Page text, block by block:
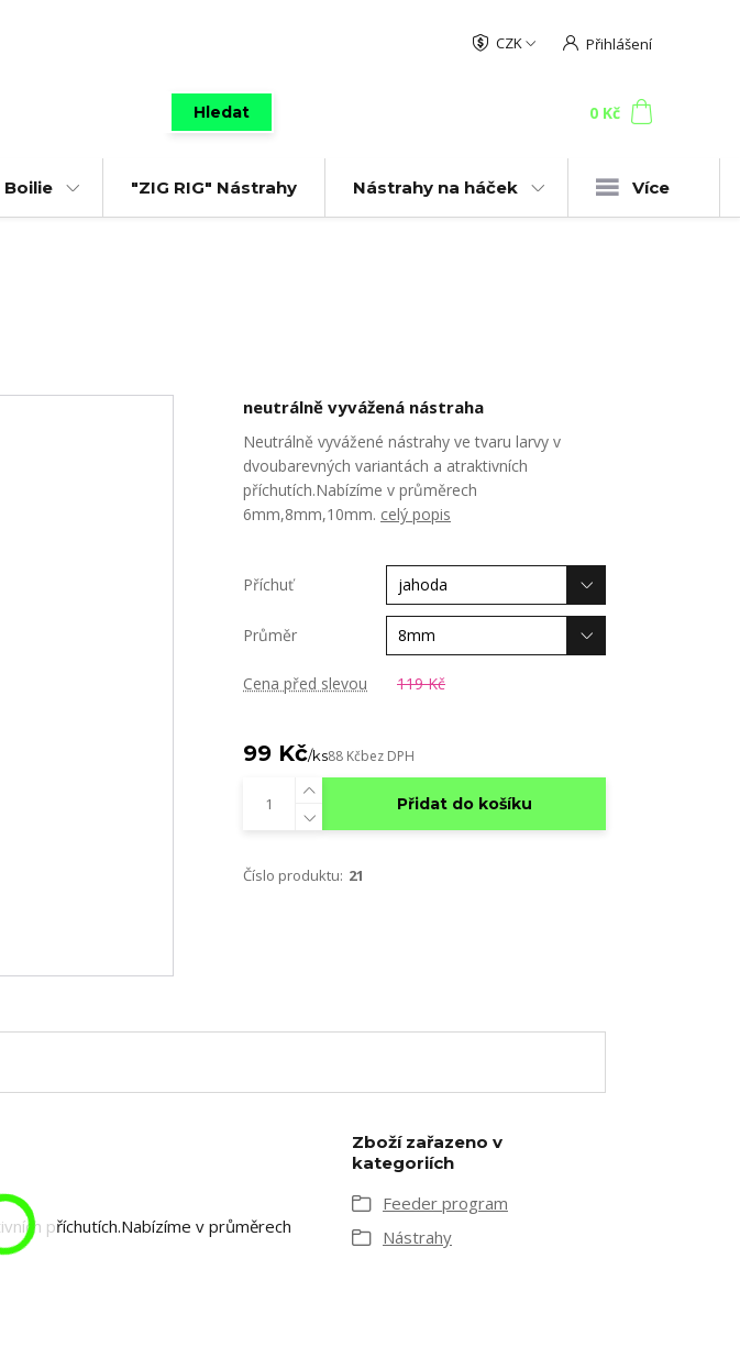
CZK Přihlášení
Hledat 0 Kč
Boilie "ZIG RIG" Nástrahy Nástrahy na háček Více
neutrálně vyvážená nástraha
Neutrálně vyvážené nástrahy ve tvaru larvy v
dvoubarevných variantách a atraktivních
příchutích.Nabízíme v průměrech
6mm,8mm,10mm. celý popis
Příchuť
Průměr
Cena před slevou 119 Kč
99 Kč/ks88 Kčbez DPH
Přidat do košíku
Číslo produktu: 21
příchutích.Nabízíme v průměrech
Zboží zařazeno v
kategoriích
Feeder program
Nástrahy